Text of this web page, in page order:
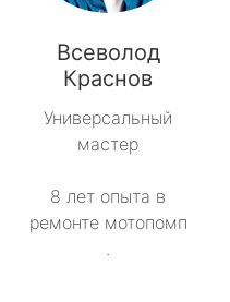
Всеволод
Краснов
Универсальный
мастер
8 лет опыта в
ремонте мотопомп
.